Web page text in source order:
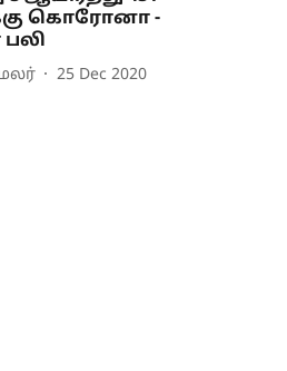
கொரோனா -
பலி
25 Dec 2020